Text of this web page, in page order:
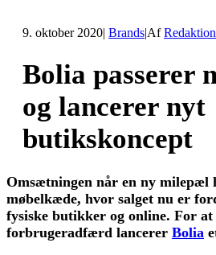
9. oktober 2020| Brands|AfRedaktion
Bolia passerer
og lancerer nyt
butikskoncept
Omsætningen når en ny milepæl
møbelkæde, hvor salget nu er
fysiske butikker og online. For at
forbrugeradfærd lancerer Bolia